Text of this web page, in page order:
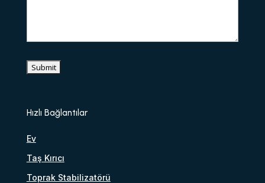
Hızlı Bağlantılar
Ev
Taş Kırıcı
Toprak Stabilizatörü
Indonesian